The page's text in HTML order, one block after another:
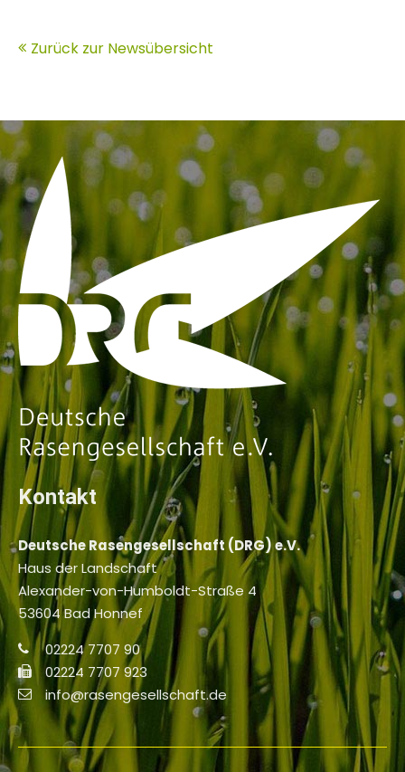
Zurück zur Newsübersicht
Kontakt
Deutsche Rasengesellschaft (DRG) e.V.
Haus der Landschaft
Alexander-von-Humboldt-Straße 4
53604 Bad Honnef
02224 7707 90
02224 7707 923
info@rasengesellschaft.de